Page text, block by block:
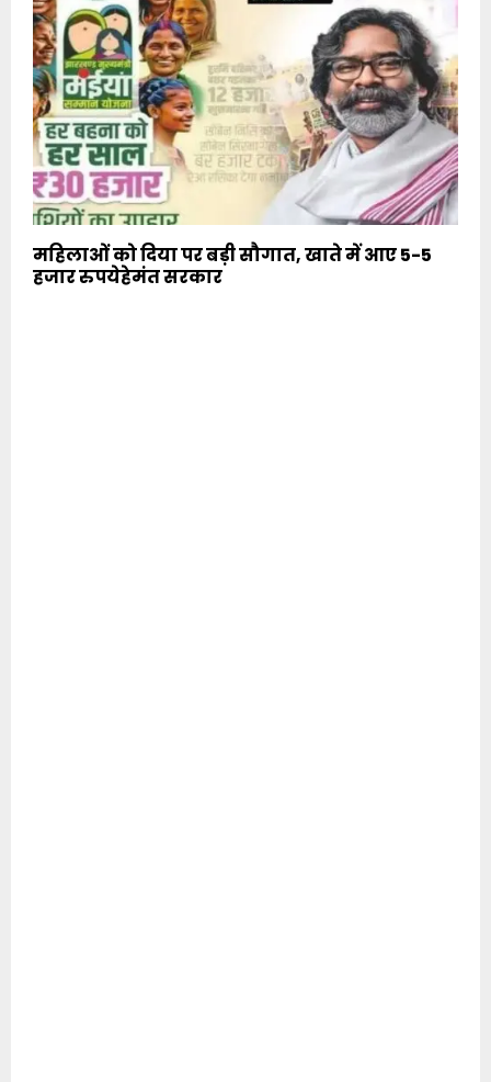
महिलाओं को दिया पर बड़ी सौगात, खाते में आए 5-5
हजार रुपयेहेमंत सरकार